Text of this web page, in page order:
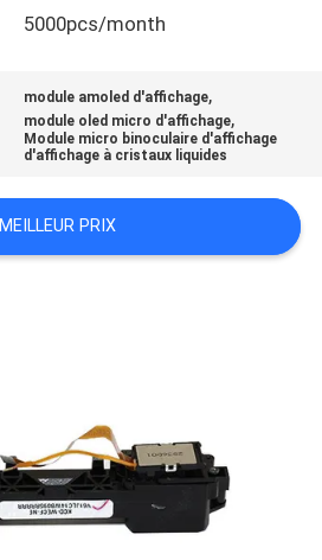
5000pcs/month
module amoled d'affichage,
module oled micro d'affichage,
Module micro binoculaire d'affichage
d'affichage à cristaux liquides
MEILLEUR PRIX